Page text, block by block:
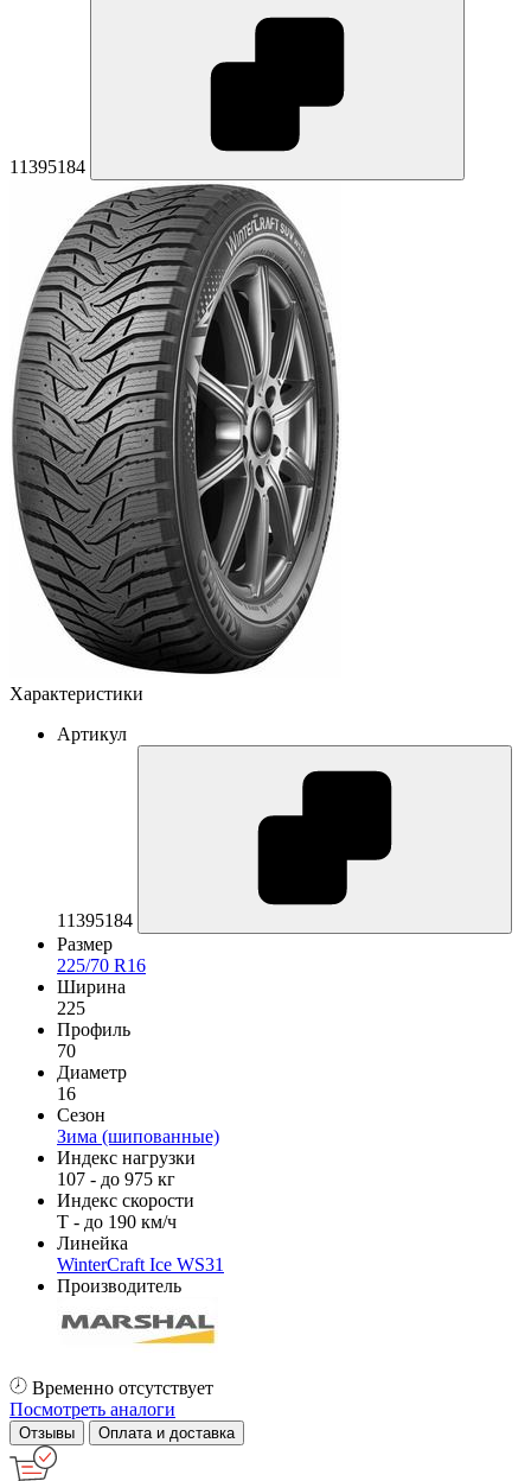
11395184
Характеристики
Артикул
11395184
Размер
225/70 R16
Ширина
225
Профиль
70
Диаметр
16
Сезон
Зима (шипованные)
Индекс нагрузки
107 - до 975 кг
Индекс скорости
T - до 190 км/ч
Линейка
WinterCraft Ice WS31
Производитель
Временно отсутствует
Посмотреть аналоги
Отзывы Оплата и доставка